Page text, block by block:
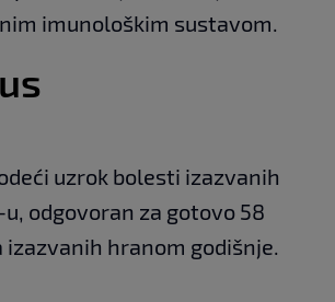
imunološkim sustavom.
uzrok bolesti izazvanih
odgovoran za gotovo 58
hranom godišnje.